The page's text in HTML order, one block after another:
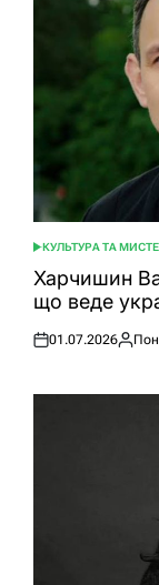
ОПУБЛІКУВАТИ
У
КУЛЬТУРА ТА
Харчишин
що веде
Оприлюднено
01.07.2026